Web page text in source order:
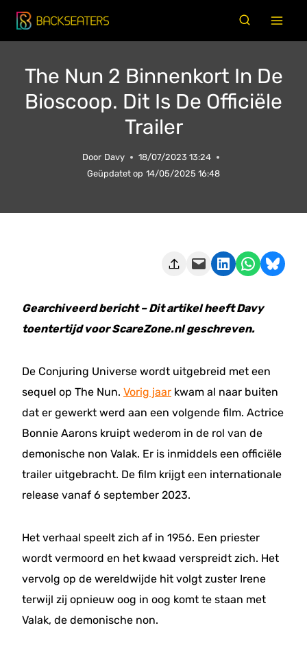
Doorgaan
naar
The Nun 2 Binnenkort In De
Bioscoop. Dit Is De Officiële
Trailer
Door Davy
18/07/2023 13:24
Geüpdatet op 14/05/2025 16:48
Deze pagina e-mailen Delen op LinkedIn Delen via WhatsApp Share on Bluesky
Gearchiveerd bericht – Dit artikel heeft Davy
toentertijd voor ScareZone.nl geschreven.
De Conjuring Universe wordt uitgebreid met een
sequel op The Nun. Vorig jaar kwam al naar buiten
dat er gewerkt werd aan een volgende film. Actrice
Bonnie Aarons kruipt wederom in de rol van de
demonische non Valak. Er is inmiddels een officiële
trailer uitgebracht. De film krijgt een internationale
release vanaf 6 september 2023.
Het verhaal speelt zich af in 1956. Een priester
wordt vermoord en het kwaad verspreidt zich. Het
vervolg op de wereldwijde hit volgt zuster Irene
terwijl zij opnieuw oog in oog komt te staan met
Valak, de demonische non.